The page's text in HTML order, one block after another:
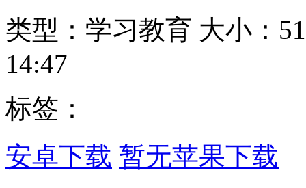
类型：学习教育 大小：
14:47
标签：
安卓下载 暂无苹果下载